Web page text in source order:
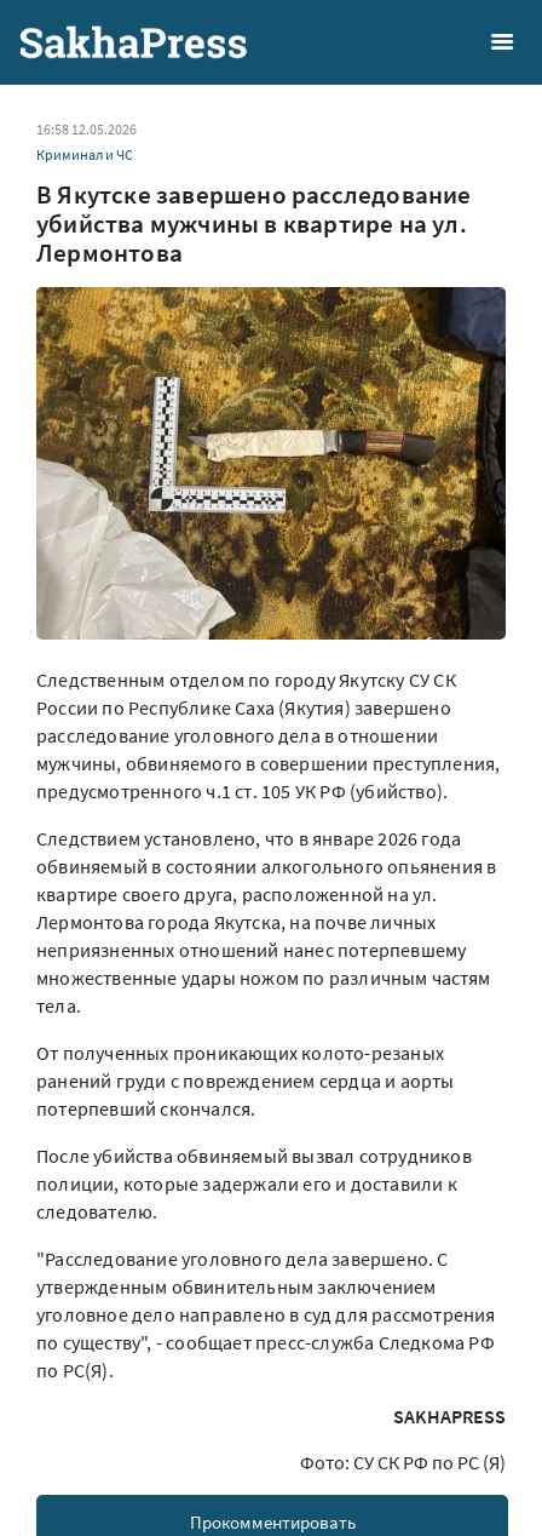
16:58 12.05.2026
Криминал и ЧС
В Якутске завершено расследование
убийства мужчины в квартире на ул.
Лермонтова
Следственным отделом по городу Якутску СУ СК
России по Республике Саха (Якутия) завершено
расследование уголовного дела в отношении
мужчины, обвиняемого в совершении преступления,
предусмотренного ч.1 ст. 105 УК РФ (убийство).
Следствием установлено, что в январе 2026 года
обвиняемый в состоянии алкогольного опьянения в
квартире своего друга, расположенной на ул.
Лермонтова города Якутска, на почве личных
неприязненных отношений нанес потерпевшему
множественные удары ножом по различным частям
тела.
От полученных проникающих колото-резаных
ранений груди с повреждением сердца и аорты
потерпевший скончался.
После убийства обвиняемый вызвал сотрудников
полиции, которые задержали его и доставили к
следователю.
"Расследование уголовного дела завершено. С
утвержденным обвинительным заключением
уголовное дело направлено в суд для рассмотрения
по существу", - сообщает пресс-служба Следкома РФ
по РС(Я).
SAKHAPRESS
Фото: СУ СК РФ по РС (Я)
Прокомментировать